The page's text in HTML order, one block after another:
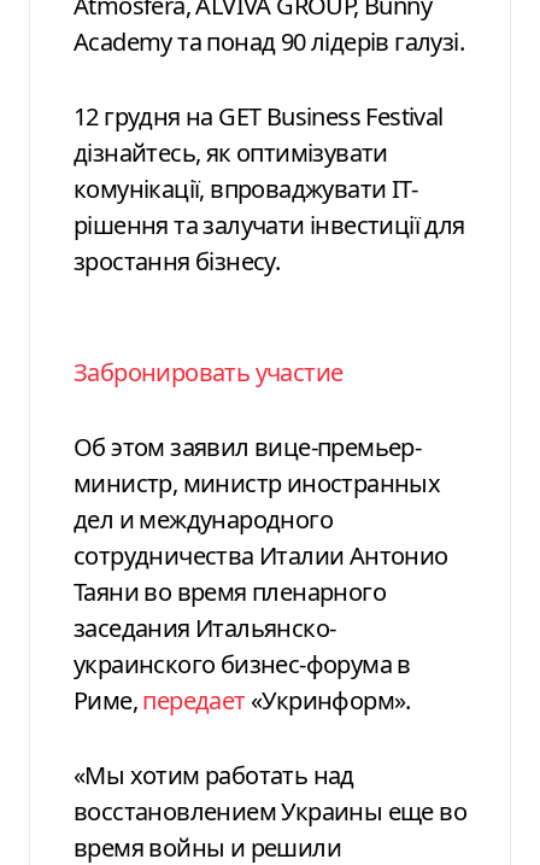
Academy та понад 90 лідерів галузі.
12 грудня на GET Business Festival
дізнайтесь, як оптимізувати
комунікації, впроваджувати ІТ-
рішення та залучати інвестиції для
зростання бізнесу.
Забронировать участие
Об этом заявил вице-премьер-
министр, министр иностранных
дел и международного
сотрудничества Италии Антонио
Таяни во время пленарного
заседания Итальянско-
украинского бизнес-форума в
Риме,передает«Укринформ».
«Мы хотим работать над
восстановлением Украины еще во
время войны и решили